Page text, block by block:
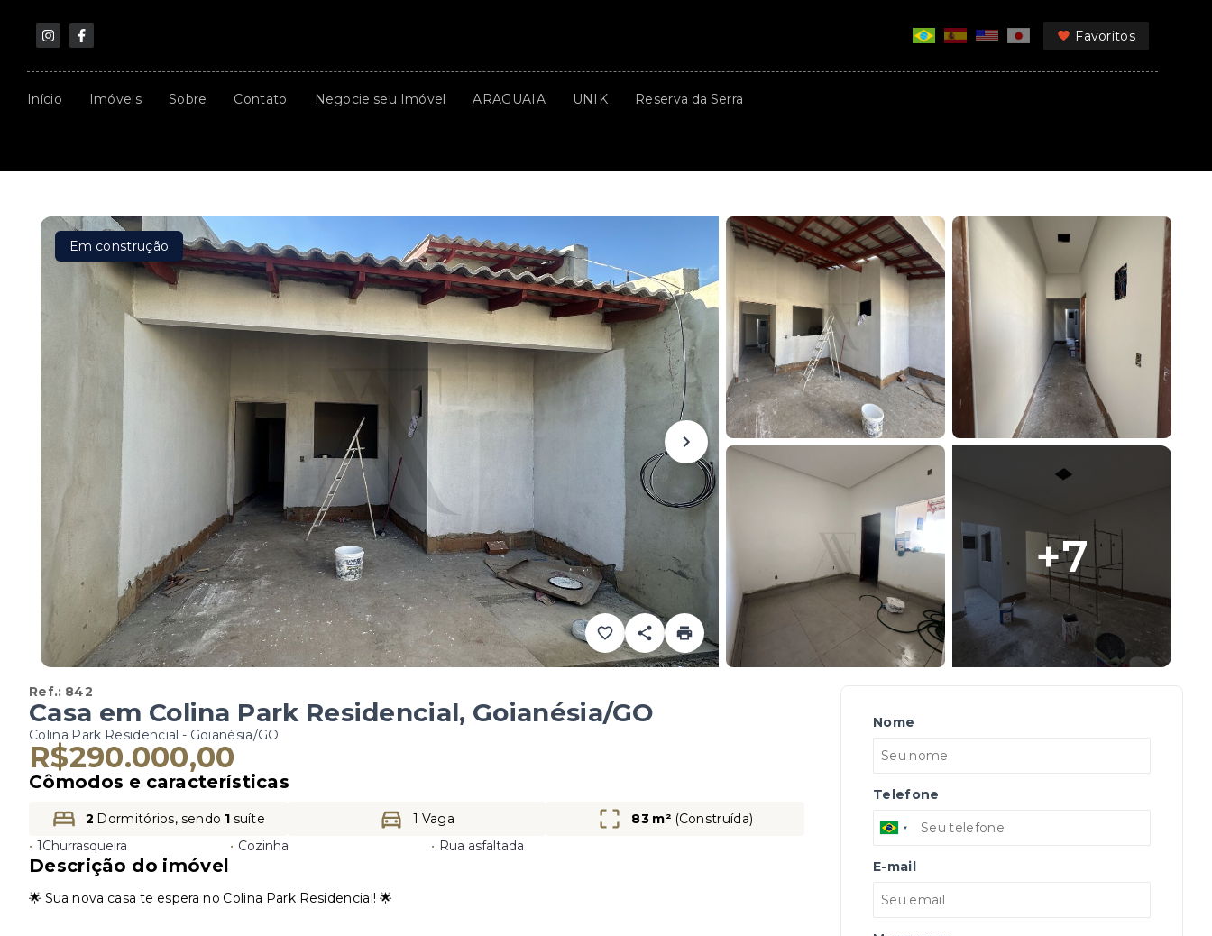
Favoritos
Início Imóveis Sobre Contato Negocie seu Imóvel ARAGUAIA UNIK Reserva da Serra
Em construção
+7
Ref.: 842
Casa em Colina Park Residencial, Goianésia/GO
Colina Park Residencial - Goianésia/GO
R$290.000,00
Cômodos e características
2 Dormitórios, sendo 1suíte 1 Vaga 83 m² (Construída)
• 1Churrasqueira • Cozinha • Rua asfaltada
Descrição do imóvel
🌟 Sua nova casa te espera no Colina Park Residencial! 🌟
Nome
Telefone
E-mail